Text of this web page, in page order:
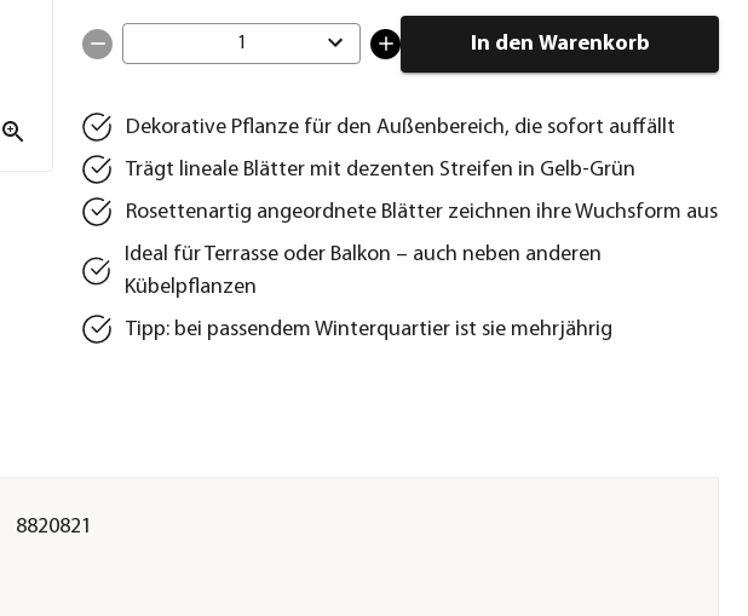
1 In den Warenkorb
Dekorative Pflanze für den Außenbereich, die sofort auffällt
Trägt lineale Blätter mit dezenten Streifen in Gelb-Grün
Rosettenartig angeordnete Blätter zeichnen ihre Wuchsform aus
Ideal für Terrasse oder Balkon – auch neben anderen
Kübelpflanzen
Tipp: bei passendem Winterquartier ist sie mehrjährig
8820821